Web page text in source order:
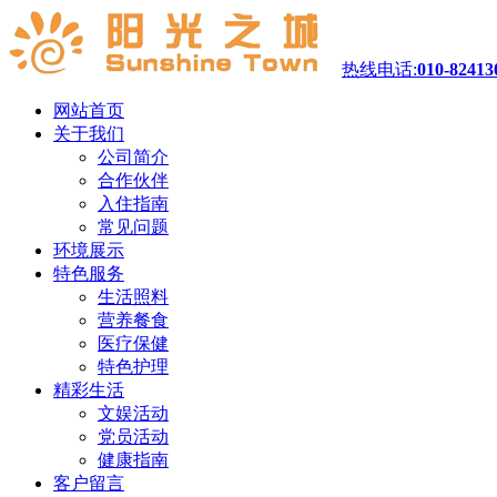
热线电话:010-
网站首页
关于我们
公司简介
合作伙伴
入住指南
常见问题
环境展示
特色服务
生活照料
营养餐食
医疗保健
特色护理
精彩生活
文娱活动
党员活动
健康指南
客户留言